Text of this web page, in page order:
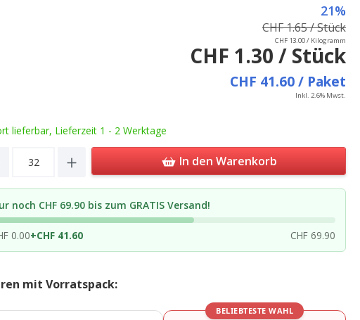
21%
CHF 1.65 / Stück
CHF 41.60 / Paket
CHF 13.00 / Kilogramm
CHF 1.30 / Stück
Inkl. 2.6% Mwst.
lieferbar, Lieferzeit 1 - 2 Werktage
Quantity: Enter the desired amount
In den Warenkorb
noch CHF 69.90 bis zum GRATIS Versand!
0.00+CHF 41.60 CHF 69.90
mit Vorratspack:
BELIEBTESTE WAHL